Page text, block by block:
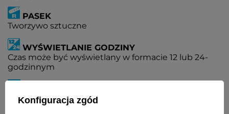
PASEK
Tworzywo sztuczne
WYŚWIETLANIE GODZINY
Czas może być wyświetlany w formacie 12 lub 24-
godzinnym
Jednoczesny pomiar czasu w dwóch różnych
strefach czasowych
Konfiguracja zgód